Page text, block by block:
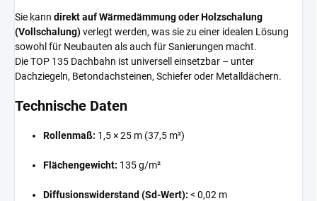
Sie kann direkt auf Wärmedämmung oder Holzschalung
(Vollschalung)verlegt werden, was sie zu einer idealen Lösung
sowohl für Neubauten als auch für Sanierungen macht.
Die TOP 135 Dachbahn ist universell einsetzbar – unter
Dachziegeln, Betondachsteinen, Schiefer oder Metalldächern.
Technische Daten
Rollenmaß: 1,5 × 25 m (37,5 m²)
Flächengewicht: 135 g/m²
Diffusionswiderstand (Sd-Wert): < 0,02 m